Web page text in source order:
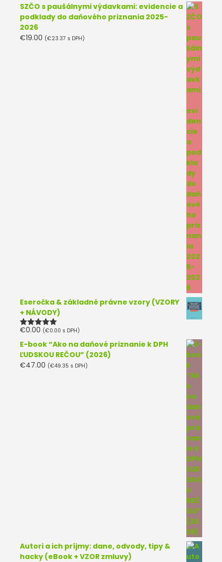
SZČO s paušálnymi výdavkami: evidencie a
podklady do daňového priznania 2025-
2026
€19.00 (€23.37 s DPH)
Eseročka & základné právne vzory (VZORY
+ NÁVODY)
Hodnotenie
€0.00 (€0.00 s DPH)
E-book “Ako na daňové priznanie k DPH
ĽUDSKOU REČOU” (2026)
€47.00 (€49.35 s DPH)
Autori a ich príjmy: dane, odvody, tipy &
hacky (eBook + VZOR zmluvy)